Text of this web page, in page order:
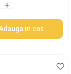
in cos